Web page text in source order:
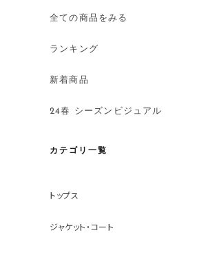
全ての商品をみる
ランキング
新着商品
24春 シーズンビジュアル
カテゴリ一覧
トップス
ジャケット・コート